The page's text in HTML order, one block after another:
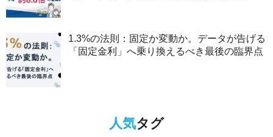
1.3%の法則：固定か変動か。データが告げる
「固定金利」へ乗り換えるべき最後の臨界点
人気タグ